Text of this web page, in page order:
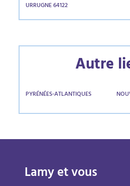
URRUGNE 64122
Autre
PYRÉNÉES-ATLANTIQUES
Lamy et vous